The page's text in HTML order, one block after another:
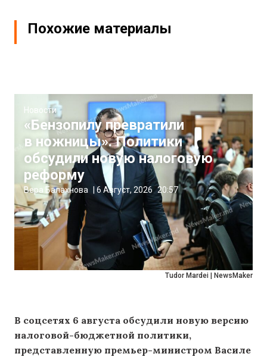
Похожие материалы
Tudor Mardei | NewsMaker
Новости
«Бензопилу превратили
в ножницы». Политики
обсудили новую налоговую
реформу
Вера Балахнова 6 Август, 2026 20:57
В соцсетях 6 августа обсудили новую версию
налоговой-бюджетной политики,
представленную премьер-министром Василе